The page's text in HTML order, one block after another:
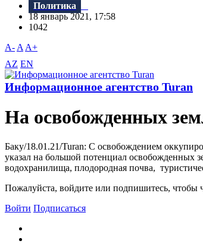
Политика
18 январь 2021, 17:58
1042
A- A A+
AZ EN
Информационное агентство Turan
На освобожденных
Баку/18.01.21/Turan: С освобождением
указал на большой потенциал освобожденных
водохранилища, плодородная почва,
Пожалуйста, войдите или подпишитесь, чтобы
Войти Подписаться